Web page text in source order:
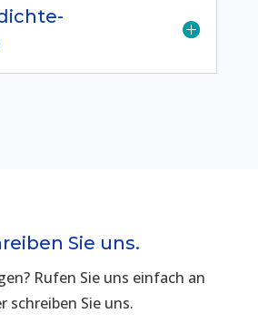
Sie uns.
Rufen Sie uns einfach an
schreiben Sie uns.